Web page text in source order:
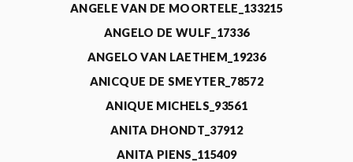
ANGELE VAN DE MOORTELE_133215
ANGELO DE WULF_17336
ANGELO VAN LAETHEM_19236
ANICQUE DE SMEYTER_78572
ANIQUE MICHELS_93561
ANITA DHONDT_37912
ANITA PIENS_115409